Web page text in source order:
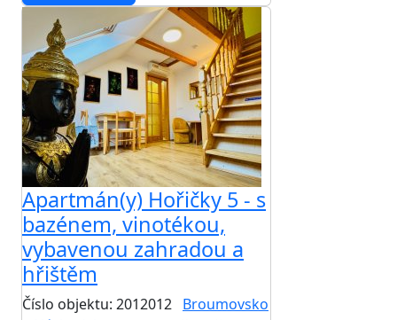
Apartmán(y) Hořičky 5 - s
bazénem, vinotékou,
vybavenou zahradou a
hřištěm
Číslo objektu: 2012012 Broumovsko